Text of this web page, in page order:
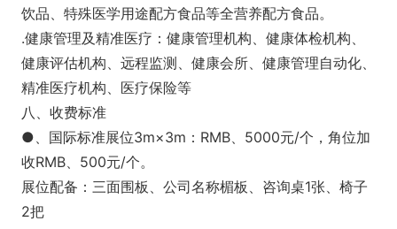
饮品、特殊医学用途配方食品等全营养配方食品。
.健康管理及精准医疗：健康管理机构、健康体检机构、
健康评估机构、远程监测、健康会所、健康管理自动化、
精准医疗机构、医疗保险等
八、收费标准
●、国际标准展位3m×3m：RMB、5000元/个，角位加
收RMB、500元/个。
展位配备：三面围板、公司名称楣板、咨询桌1张、椅子
2把